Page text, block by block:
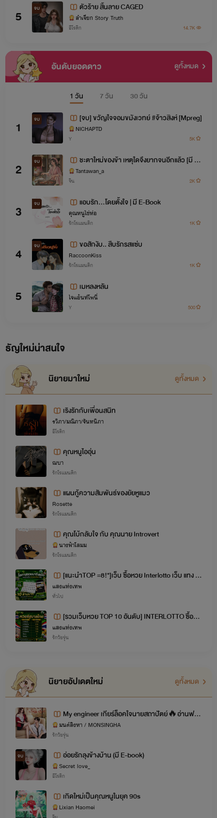
5 จบ ตัวร้าย สิ้นลาย CAGED
ลำเจียก Story Truth
อีโรติก 14.7K
อันดับยอดดาว ดูทั้งหมด
1 วัน 7 วัน 30 วัน
1 จบ [จบ] ขวัญใจจอมขมังเวทย์ #จ้าวสิงห์ [Mpreg]
NICHAPTD
Y 5K
2 จบ
ชะตาใหม่ของข้า เหตุใดจึงยากจนอีกแล้ว [มี E-
Book]
Tantawan_a
จีน 2K
3 จบ แอบรัก...โดยตั้งใจ | มี E-Book
คุณหนูไข่ห่อ
รักโรแมนติก 1K
4 จบ ขอสักงับ.. สืบรักรสแซ่บ
RaccoonKiss
รักโรแมนติก 1K
5
เมหลงหลัน
ไจแอ้นท์โพนี่
Y 500
ธัญใหม่น่าสนใจ
นิยายมาใหม่ ดูทั้งหมด
เริงรักกับเพื่อนสนิท
รวิภา/มณิภา/จันทนิภา
อีโรติก
คุณหนูไออุ่น
ฌบา
รักโรแมนติก
แผนกู้ความสัมพันธ์ของยัยหูแมว
Rosette
รักโรแมนติก
คุณโบ้กลับใจ กับ คุณนาย Introvert
นางฟ้าโสมม
รักโรแมนติก
[แนะนำTOP =8!*]เว็บ ซื้อหวย Interlotto เว็บ แทง ห
วย ออนไลน์ ซื้อหวย เว็บไหนดี เว็บ แทงหวย
แสงแห่งเทพ
ทั่วไป
[รวมเว็บหวย TOP 10 อันดับ] INTERLOTTO ซื้อหว
ยออนไลน์เว็บไหนดี 2569 เว็บหวยออนไลน์ ซื้อหวยอ
อนไลน์ จ่ายจริง
แสงแห่งเทพ
รักวัยรุ่น
นิยายอัปเดตใหม่ ดูทั้งหมด
My engineer เกียร์ล็อคใจนายสถาปัตย์🔥อ่านฟรี
SET วิศวะสายมู เรื่องที่ 1 (แสงเหนือ+เอริน )
มนต์สิงหา / MONSINGHA
รักวัยรุ่น
จบ อ่อยรักลุงข้างบ้าน (มี E-book)
Secret love_
อีโรติก
เกิดใหม่เป็นคุณหนูในยุค 90s
Lixian Haomei